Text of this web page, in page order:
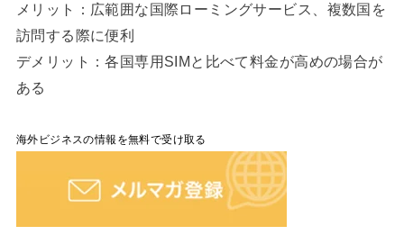
メリット：広範囲な国際ローミングサービス、複数国を
訪問する際に便利
デメリット：各国専用SIMと比べて料金が高めの場合が
ある
海外ビジネスの情報を無料で受け取る